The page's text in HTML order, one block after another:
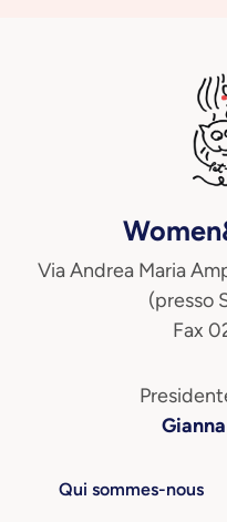
Via Andrea Maria
(presso
Fax
Qui sommes-nous